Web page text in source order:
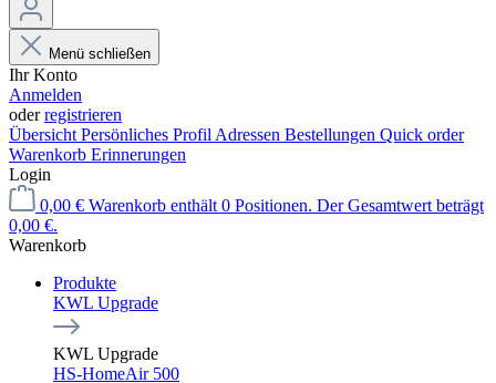
Menü schließen
Ihr Konto
Anmelden
oderregistrieren
Übersicht Persönliches Profil Adressen Bestellungen Quick order
Warenkorb Erinnerungen
Login
0,00 € Warenkorb enthält 0 Positionen. Der Gesamtwert beträgt
0,00 €.
Warenkorb
Produkte
KWL Upgrade
KWL Upgrade
HS-HomeAir 500